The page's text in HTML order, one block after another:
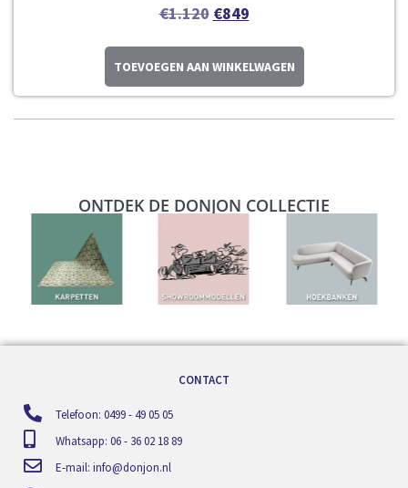
€1.120 €849
TOEVOEGEN AAN WINKELWAGEN
ONTDEK DE DONJON COLLECTIE
CONTACT
Telefoon: 0499 - 49 05 05
Whatsapp: 06 - 36 02 18 89
E-mail: info@donjon.nl